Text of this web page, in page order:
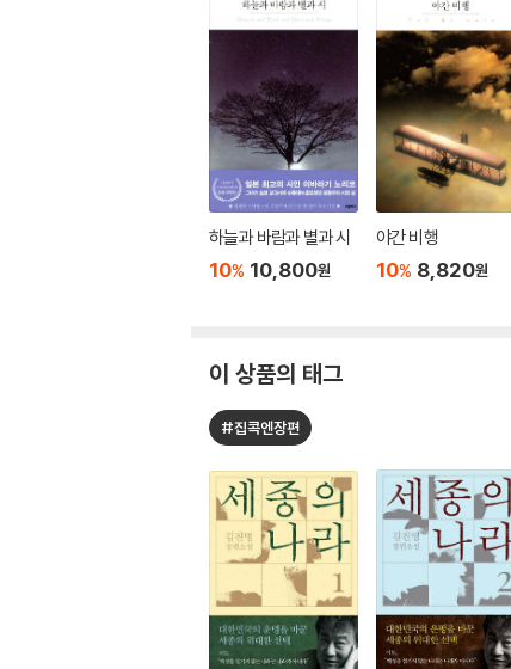
하늘과 바람과 별과 시
10% 10,800원
야간 비행
10% 8,820원
이 상품의 태그
#집콕엔장편